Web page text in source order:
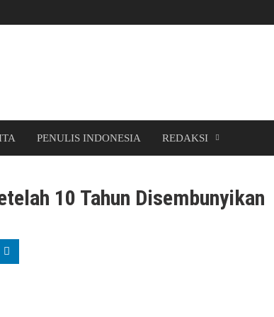
PENULIS INDONESIA REDAKSI
10 Tahun Disembunyikan